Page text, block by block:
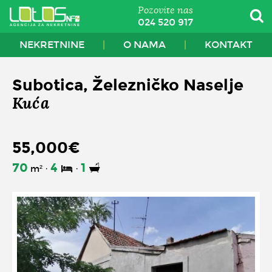
Pozovite nas
024 520 917
NEKRETNINE
O NAMA KONTAKT
Subotica, Železničko Naselje
Kuća
55,000€
70 m² 4 1